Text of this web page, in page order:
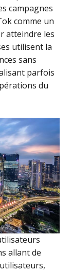
campagnes
comme un
atteindre les
utilisent la
sans
parfois
du
allant de